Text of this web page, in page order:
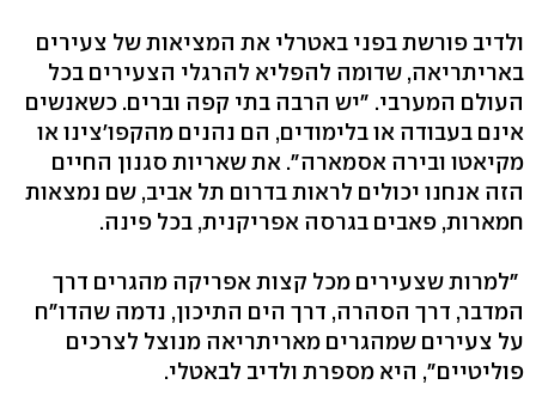
ולדיב פורשת בפני באטרלי את המציאות של צעירים
באריתריאה, שדומה להפליא להרגלי הצעירים בכל
העולם המערבי. "יש הרבה בתי קפה וברים. כשאנשים
אינם בעבודה או בלימודים, הם נהנים מהקפו'צינו או
מקיאטו ובירה אסמארה". את שאריות סגנון החיים
הזה אנחנו יכולים לראות בדרום תל אביב, שם נמצאות
חמארות, פאבים בגרסה אפריקנית, בכל פינה.
"למרות שצעירים מכל קצות אפריקה מהגרים דרך
המדבר, דרך הסהרה, דרך הים התיכון, נדמה שהדו"ח
על צעירים שמהגרים מאריתריאה מנוצל לצרכים
פוליטיים", היא מספרת ולדיב לבאטלי.